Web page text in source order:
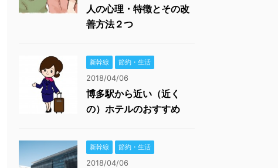
人の心理・特徴とその改
善方法２つ
新幹線 節約・生活
2018/04/06
博多駅から近い（近く
の）ホテルのおすすめ
新幹線 節約・生活
2018/04/06